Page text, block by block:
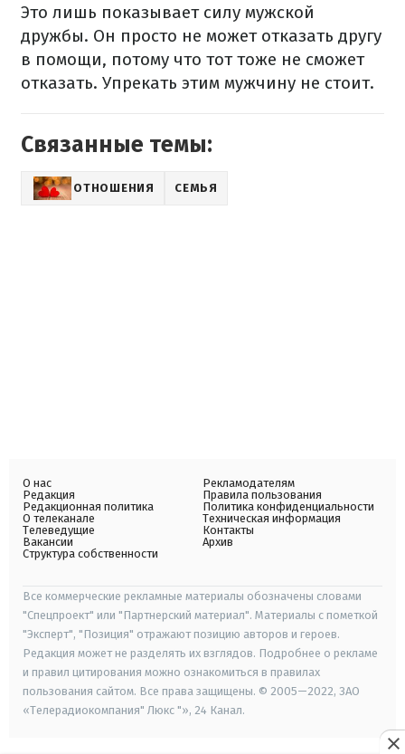
Это лишь показывает силу мужской
дружбы. Он просто не может отказать другу
в помощи, потому что тот тоже не сможет
отказать. Упрекать этим мужчину не стоит.
Связанные темы:
ОТНОШЕНИЯ СЕМЬЯ
О нас
Редакция
Редакционная политика
О телеканале
Телеведущие
Вакансии
Структура собственности
Рекламодателям
Правила пользования
Политика конфиденциальности
Техническая информация
Контакты
Архив
Все коммерческие рекламные материалы обозначены словами
"Спецпроект" или "Партнерский материал". Материалы с пометкой
"Эксперт", "Позиция" отражают позицию авторов и героев.
Редакция может не разделять их взглядов. Подробнее о рекламе
и правил цитирования можно ознакомиться в правилах
пользования сайтом. Все права защищены. © 2005—2022, ЗАО
«Телерадиокомпания" Люкс "», 24 Канал.